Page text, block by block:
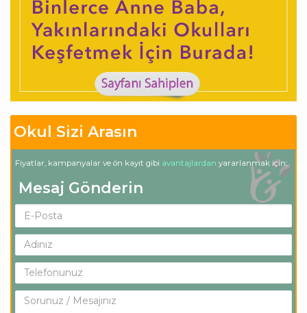
Okul Sizi Arasın
Fiyatlar, kampanyalar ve ön kayıt gibi avantajlardan yararlanmak için;
Mesaj Gönderin